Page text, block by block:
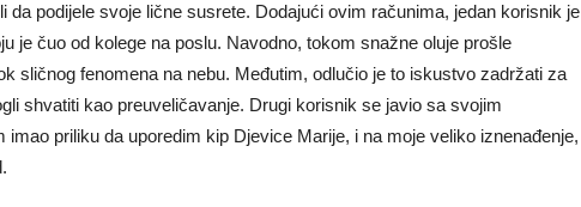
da podijele svoje lične susrete. Dodajući ovim računima, jedan korisnik je
je čuo od kolege na poslu. Navodno, tokom snažne oluje prošle
sličnog fenomena na nebu. Međutim, odlučio je to iskustvo zadržati za
shvatiti kao preuveličavanje. Drugi korisnik se javio sa svojim
priliku da uporedim kip Djevice Marije, i na moje veliko iznenađenje,